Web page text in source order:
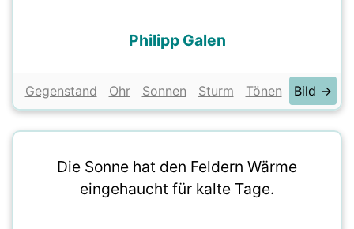
Philipp Galen
Gegenstand Ohr Sonnen Sturm Tönen Bild →
Die Sonne hat den Feldern Wärme
eingehaucht für kalte Tage.